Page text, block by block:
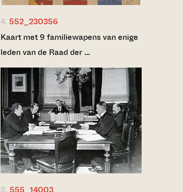
4. 552_230356
Kaart met 9 familiewapens van enige
leden van de Raad der …
8. 555_14003